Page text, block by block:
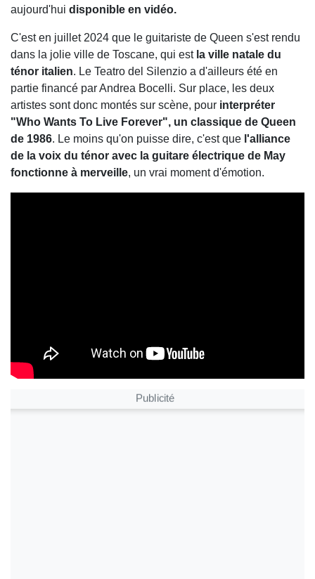
aujourd'hui disponible en vidéo.
C'est en juillet 2024 que le guitariste de Queen s'est rendu
dans la jolie ville de Toscane, qui est la ville natale du
ténor italien. Le Teatro del Silenzio a d'ailleurs été en
partie financé par Andrea Bocelli. Sur place, les deux
artistes sont donc montés sur scène, pour interpréter
"Who Wants To Live Forever", un classique de Queen
de 1986. Le moins qu'on puisse dire, c'est que l'alliance
de la voix du ténor avec la guitare électrique de May
fonctionne à merveille, un vrai moment d'émotion.
Publicité